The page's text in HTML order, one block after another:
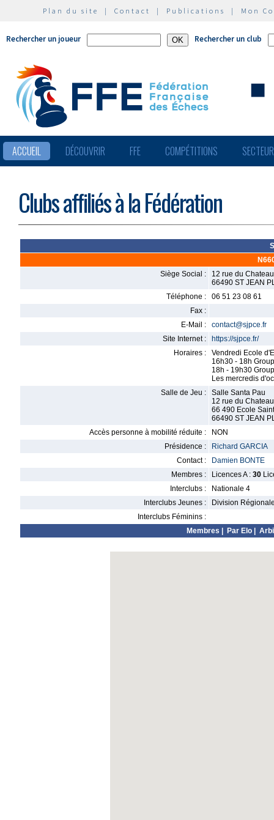
Plan du site | Contact | Publications | Mon
Rechercher un joueur Rechercher un club
ACCUEIL DÉCOUVRIR FFE COMPÉTITIONS
Clubs affiliés à la Fédération
Siège Social :
12 rue du Chateau
66490 ST JEAN
Téléphone :
06 51 23 08 61
Fax :
E-Mail :
contact@sjpce.fr
Site Internet :
https://sjpce.fr/
Horaires :
Vendredi Ecole
16h30 - 18h
18h - 19h30
Les mercredis
Salle de Jeu :
Salle Santa Pau
12 rue du Chateau
66 490 Ecole
66490 ST JEAN
Accès personne à mobilité réduite :
NON
Présidence :
Richard GARCIA
Contact :
Damien BONTE
Membres :
Licences A : 30
Interclubs :
Nationale 4
Interclubs Jeunes :
Division
Interclubs Féminins :
Membres
Par Elo